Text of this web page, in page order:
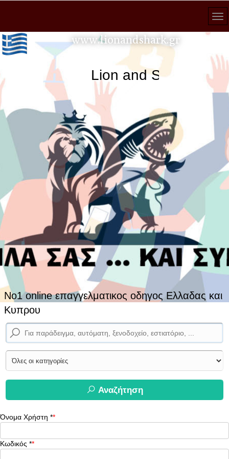
No1 online επαγγελματικος οδηγος Ελλαδας και
Κυπρου
www.lionandshark.gr
Lion and Shark κάθε
Αναζήτηση
Όνομα Χρήστη *
Κωδικός *